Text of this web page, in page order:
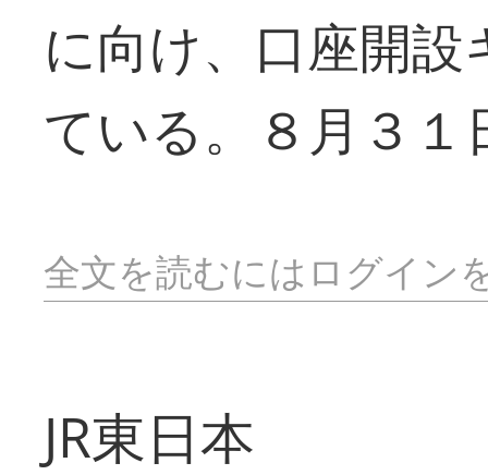
に向け、口座開
ている。８月３１
全文を読むにはログイン
JR東日本